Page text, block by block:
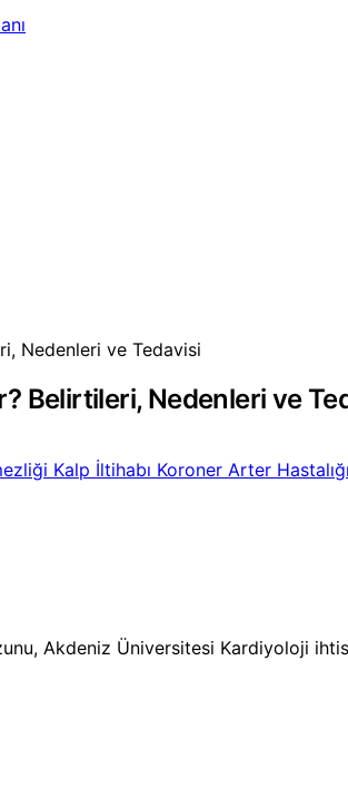
Nedenleri ve Tedavisi
Belirtileri, Nedenleri ve
Kalp İltihabı Koroner Arter Hastalığı
Akdeniz Üniversitesi Kardiyoloji